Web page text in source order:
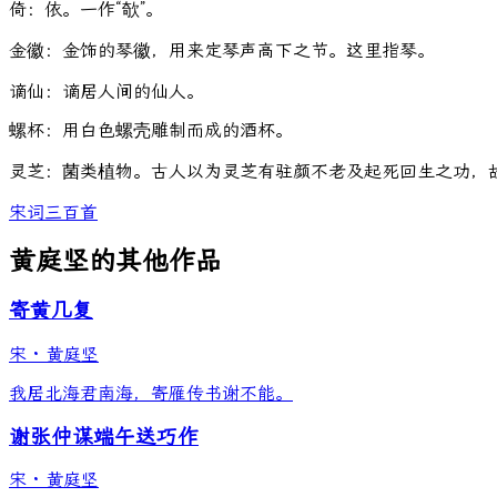
倚：依。一作“欹”。
金徽：金饰的琴徽，用来定琴声高下之节。这里指琴。
谪仙：谪居人间的仙人。
螺杯：用白色螺壳雕制而成的酒杯。
灵芝：菌类植物。古人以为灵芝有驻颜不老及起死回生之功，
宋词三百首
黄庭坚的其他作品
寄黄几复
宋 · 黄庭坚
我居北海君南海，寄雁传书谢不能。
谢张仲谋端午送巧作
宋 · 黄庭坚